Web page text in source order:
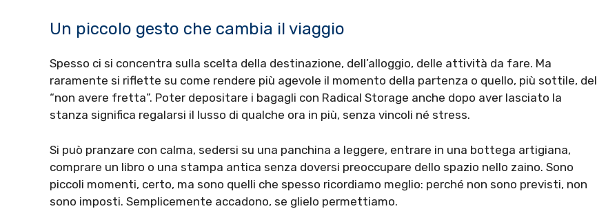
Un piccolo gesto che cambia il viaggio
Spesso ci si concentra sulla scelta della destinazione, dell’alloggio, delle attività da fare. Ma
raramente si riflette su come rendere più agevole il momento della partenza o quello, più sottile, del
“non avere fretta”. Poter depositare i bagagli con Radical Storage anche dopo aver lasciato la
stanza significa regalarsi il lusso di qualche ora in più, senza vincoli né stress.
Si può pranzare con calma, sedersi su una panchina a leggere, entrare in una bottega artigiana,
comprare un libro o una stampa antica senza doversi preoccupare dello spazio nello zaino. Sono
piccoli momenti, certo, ma sono quelli che spesso ricordiamo meglio: perché non sono previsti, non
sono imposti. Semplicemente accadono, se glielo permettiamo.